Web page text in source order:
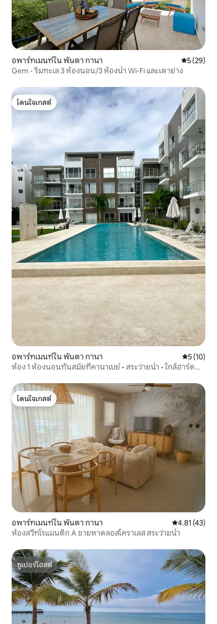
อพาร์ทเมนท์ใน พันตา กานา คะแนนเฉลี่
5 (29)
Gem - ริมทะเล 3 ห้องนอน/3 ห้องน้ำ Wi-Fi และเตาย่าง
โดนใจเกสต์
โดนใจเกสต์
อพาร์ทเมนท์ใน พันตา กานา คะแนนเฉลี่
5 (10)
ห้อง 1 ห้องนอนทันสมัยที่คานาเบย์ • สระว่ายน้ำ • ใกล้ฮาร์ด
โดนใจเกสต์
โดนใจเกสต์
อพาร์ทเมนท์ใน พันตา กานา คะแนนเฉลี่ย
4.81 (43)
ห้องสวีทโรแมนติก A ชายหาดลอสโคราเลส สระว่ายน้ำ
ซูเปอร์โฮสต์
ซูเปอร์โฮสต์